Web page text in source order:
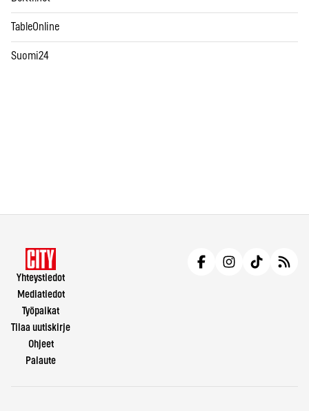
TableOnline
Suomi24
Yhteystiedot
Mediatiedot
Työpaikat
Tilaa uutiskirje
Ohjeet
Palaute